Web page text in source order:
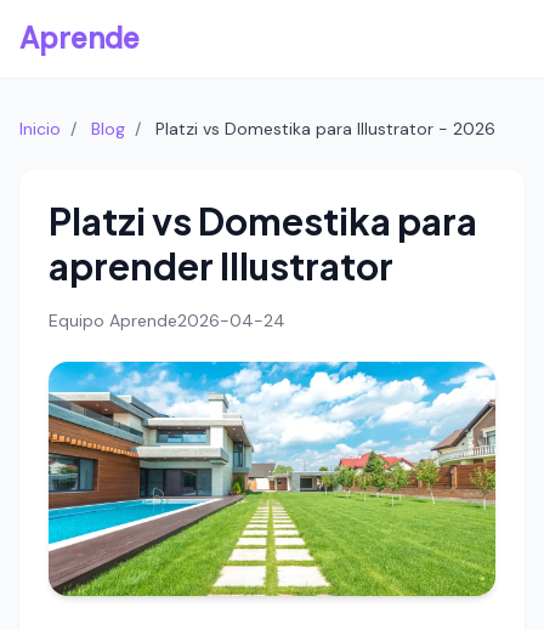
Aprende
Inicio / Blog / Platzi vs Domestika para Illustrator - 2026
Platzi vs Domestika para
aprender Illustrator
Equipo Aprende2026-04-24